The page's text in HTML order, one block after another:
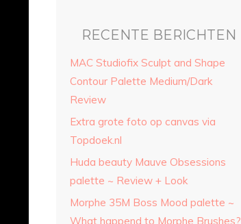
RECENTE BERICHTEN
MAC Studiofix Sculpt and Shape
Contour Palette Medium/Dark
Review
Extra grote foto op canvas via
Topdoek.nl
Huda beauty Mauve Obsessions
palette ~ Review + Look
Morphe 35M Boss Mood palette ~
What happend to Morphe Brushes?